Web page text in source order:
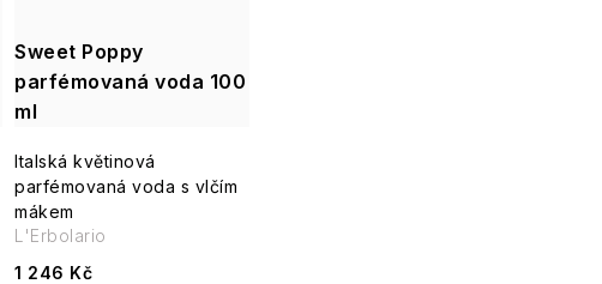
Sweet Poppy
parfémovaná voda 100
ml
Italská květinová
parfémovaná voda s vlčím
mákem
1 246 Kč
L'Erbolario